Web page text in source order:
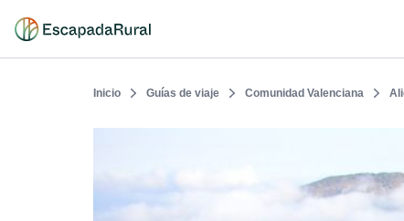
Inicio Guías de viaje Comunidad Valenciana